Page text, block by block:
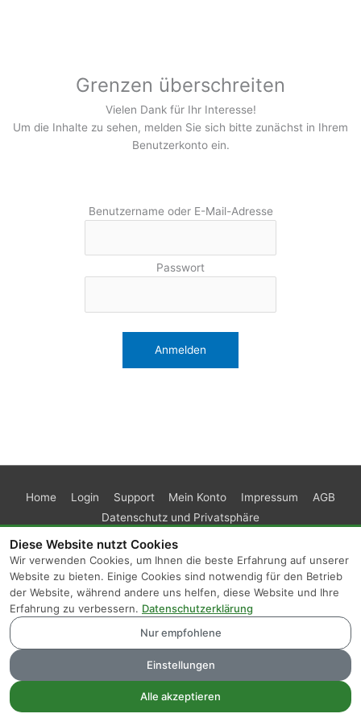
Grenzen überschreiten
Vielen Dank für Ihr Interesse!
Um die Inhalte zu sehen, melden Sie sich bitte zunächst in Ihrem
Benutzerkonto ein.
Benutzername oder E-Mail-Adresse
Passwort
Home Login Support Mein Konto Impressum
AGB
Datenschutz und Privatsphäre
Diese Website nutzt Cookies
Wir verwenden Cookies, um Ihnen die beste Erfahrung auf unserer
Website zu bieten. Einige Cookies sind notwendig für den Betrieb
der Website, während andere uns helfen, diese Website und Ihre
Erfahrung zu verbessern. Datenschutzerklärung
Nur empfohlene
Einstellungen
Alle akzeptieren